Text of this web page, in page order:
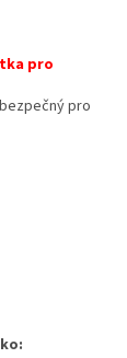
pro
pro